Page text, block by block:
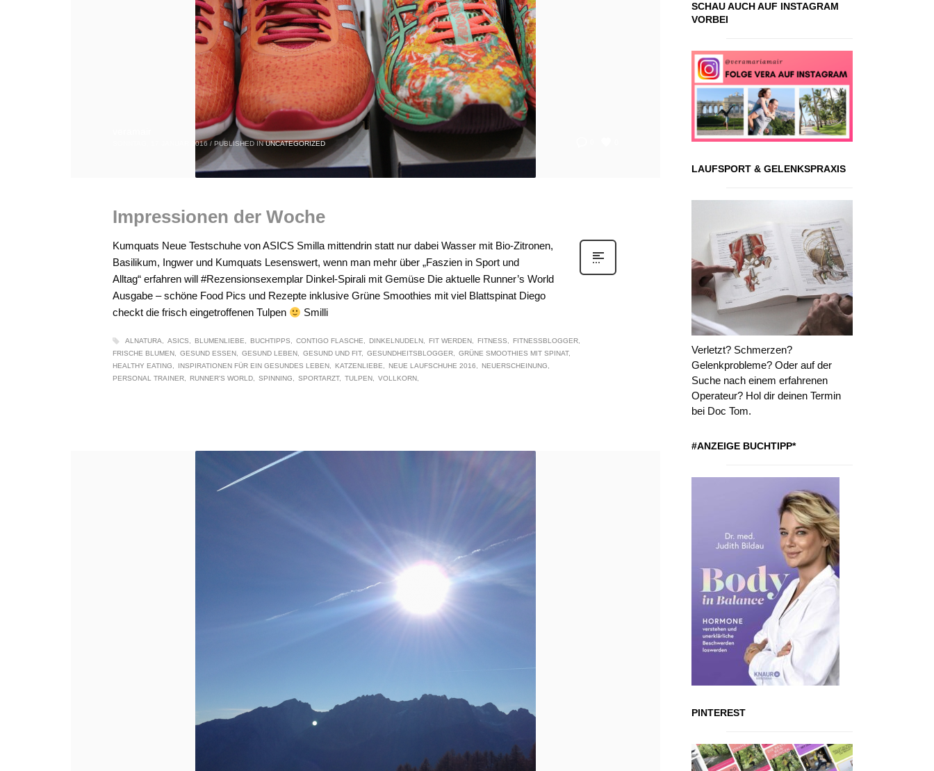
SONNTAG, 17 JANUAR 2016 / PUBLISHED IN UNCATEGORIZED
Impressionen der Woche
Kumquats Neue Testschuhe von ASICS Smilla mittendrin statt nur dabei Wasser mit Bio-Zitronen,
Basilikum, Ingwer und Kumquats Lesenswert, wenn man mehr über „Faszien in Sport und
Alltag“ erfahren will #Rezensionsexemplar Dinkel-Spirali mit Gemüse Die aktuelle Runner’s World
Ausgabe – schöne Food Pics und Rezepte inklusive Grüne Smoothies mit viel Blattspinat Diego
checkt die frisch eingetroffenen Tulpen
Smilli
ALNATURA ASICS BLUMENLIEBE BUCHTIPPS CONTIGO FLASCHE DINKELNUDELN FIT WERDEN FITNESS
FITNESSBLOGGER
FRISCHE BLUMEN
GESUND ESSEN GESUND LEBEN GESUND UND FIT GESUNDHEITSBLOGGER
GRÜNE SMOOTHIES MIT SPINAT
HEALTHY EATING
INSPIRATIONEN FÜR EIN GESUNDES LEBEN KATZENLIEBE NEUE LAUFSCHUHE 2016
NEUERSCHEINUNG
PERSONAL TRAINER
RUNNER'S WORLD SPINNING SPORTARZT TULPEN VOLLKORN
SCHAU AUCH AUF INSTAGRAM
VORBEI
LAUFSPORT & GELENKSPRAXIS
Verletzt? Schmerzen?
Gelenkprobleme? Oder auf der
Suche nach einem erfahrenen
Operateur? Hol dir deinen Termin
bei Doc Tom.
#ANZEIGE BUCHTIPP*
PINTEREST